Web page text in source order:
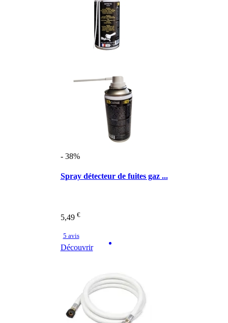
- 38%
Spray détecteur de fuites gaz ...
5,49 €
5 avis
Découvrir